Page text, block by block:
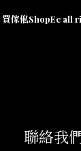
傢俬ShopEc all
聯絡我